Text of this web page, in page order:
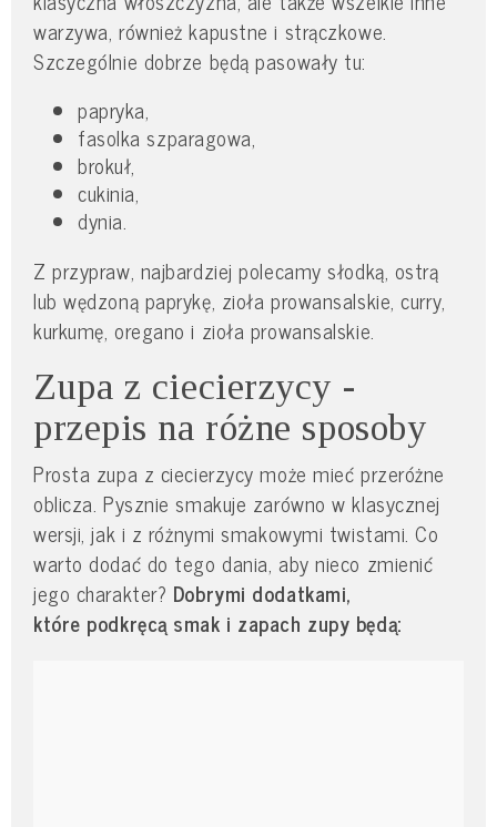
warzywa, również kapustne i strączkowe.
Szczególnie dobrze będą pasowały tu:
papryka,
fasolka szparagowa,
brokuł,
cukinia,
dynia.
Z przypraw, najbardziej polecamy słodką, ostrą
lub wędzoną paprykę, zioła prowansalskie, curry,
kurkumę, oregano i zioła prowansalskie.
Zupa z ciecierzycy -
przepis na różne sposoby
Prosta zupa z ciecierzycy może mieć przeróżne
oblicza. Pysznie smakuje zarówno w klasycznej
wersji, jak i z różnymi smakowymi twistami. Co
warto dodać do tego dania, aby nieco zmienić
jego charakter? Dobrymi dodatkami,
które podkręcą smak i zapach zupy będą: